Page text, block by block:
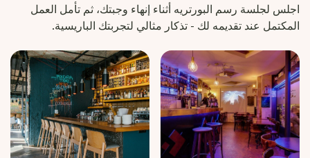
اجلس لجلسة رسم البورتريه أثناء إنهاء وجبتك، ثم تأمل العمل
المكتمل عند تقديمه لك - تذكار مثالي لتجربتك الباريسية.